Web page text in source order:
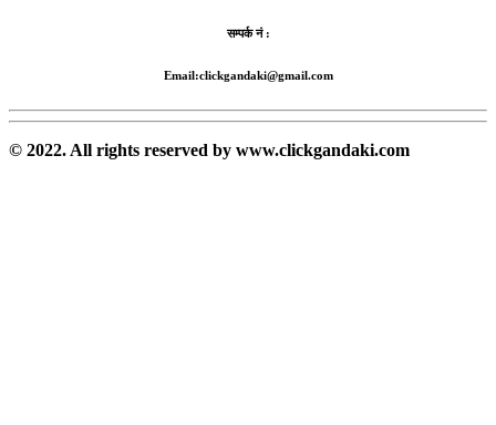
सम्पर्क नं :
Email:clickgandaki@gmail.com
© 2022. All rights reserved by www.clickgandaki.com